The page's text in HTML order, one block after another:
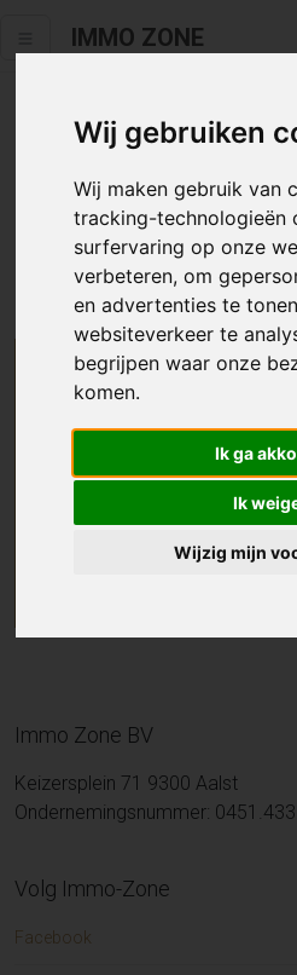
Wij gebruiken
Wij maken gebruik van
tracking-technologieën
surfervaring op onze
verbeteren, om
en advertenties te
websiteverkeer te
begrijpen waar onze
komen.
Ik ga
Ik
Wijzig mijn
IMMO ZONE
Helaas staat dit
meer
Neem zeker een kijkje in ons
We helpen u
Maak hier een zoekprofiel
de hoogte van
Immo Zone BV
Keizersplein 71 9300 Aalst
Ondernemingsnummer:
Volg Immo-Zone
Facebook